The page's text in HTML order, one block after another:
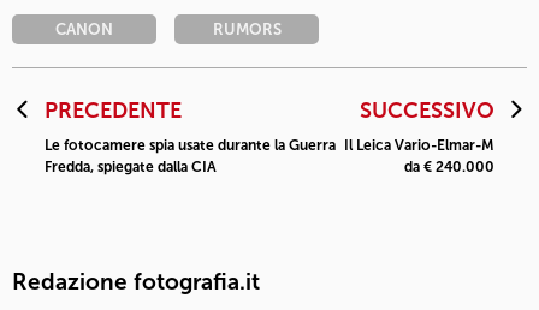
CANON RUMORS
PRECEDENTE
Le fotocamere spia usate durante la Guerra
Fredda, spiegate dalla CIA
SUCCESSIVO
Il Leica Vario-Elmar-M
da € 240.000
Redazione fotografia.it